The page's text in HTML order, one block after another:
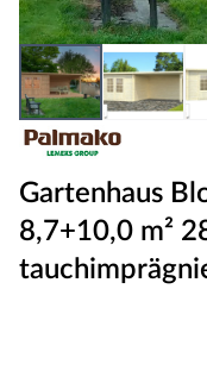
Gartenhaus
8,7+10,0 m²